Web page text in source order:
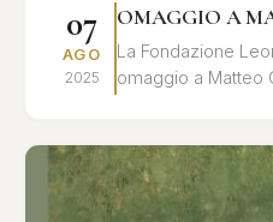
07
AGO
2025
OMAGGIO A
La Fondazione
omaggio a Matteo